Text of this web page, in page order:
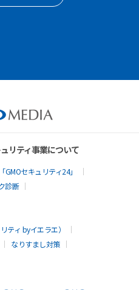
リティ事業について
セキュリティ24」
診断
ティ byイエラエ）
なりすまし対策